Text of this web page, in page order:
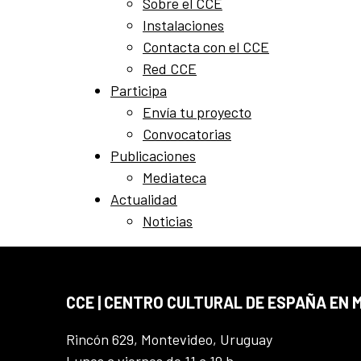
Instalaciones
Contacta con el CCE
Red CCE
Participa
Envía tu proyecto
Convocatorias
Publicaciones
Mediateca
Actualidad
Noticias
CCE | CENTRO CULTURAL DE ESPAÑA EN
Rincón 629, Montevideo, Uruguay